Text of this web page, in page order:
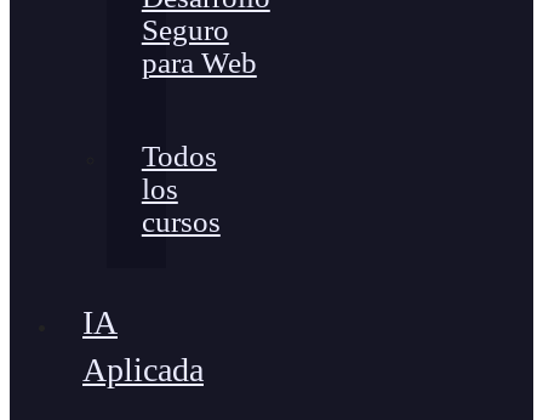
Seguro
para Web
Todos
los
cursos
IA
Aplicada